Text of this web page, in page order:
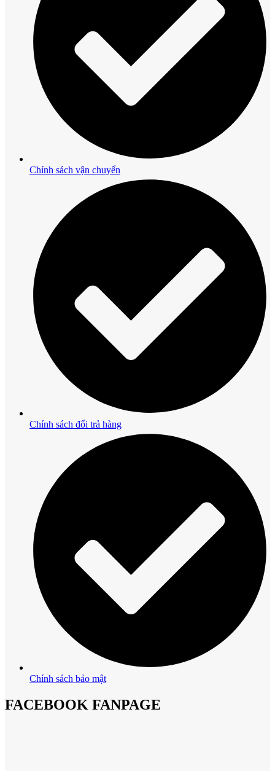
Chính sách vận chuyển
Chính sách đổi trả hàng
Chính sách bảo mật
FACEBOOK FANPAGE